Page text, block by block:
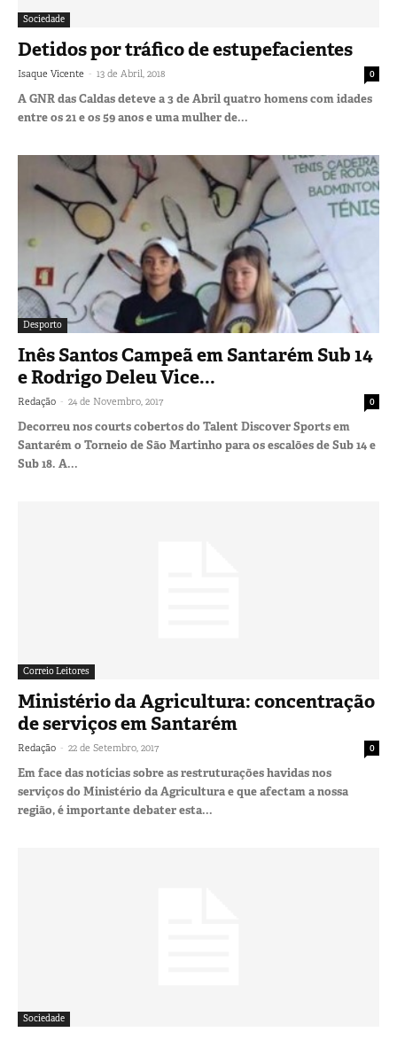
Sociedade
Detidos por tráfico de estupefacientes
Isaque Vicente - 13 de Abril, 2018 0
A GNR das Caldas deteve a 3 de Abril quatro homens com idades
entre os 21 e os 59 anos e uma mulher de...
Desporto
Inês Santos Campeã em Santarém Sub 14
e Rodrigo Deleu Vice...
Redação - 24 de Novembro, 2017 0
Decorreu nos courts cobertos do Talent Discover Sports em
Santarém o Torneio de São Martinho para os escalões de Sub 14 e
Sub 18. A...
Correio Leitores
Ministério da Agricultura: concentração
de serviços em Santarém
Redação - 22 de Setembro, 2017 0
Em face das notícias sobre as restruturações havidas nos
serviços do Ministério da Agricultura e que afectam a nossa
região, é importante debater esta...
Sociedade